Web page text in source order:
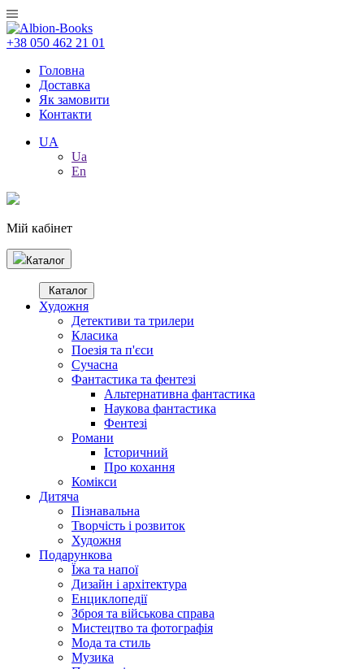
+38 050 462 21 01
Головна
Доставка
Як замовити
Контакти
UA
Ua
En
Мій кабінет
Каталог
Каталог
Художня
Детективи та трилери
Класика
Поезія та п'єси
Сучасна
Фантастика та фентезі
Альтернативна фантастика
Наукова фантастика
Фентезі
Романи
Історичний
Про кохання
Комікси
Дитяча
Пізнавальна
Творчість і розвиток
Художня
Подарункова
Їжа та напої
Дизайн і архітектура
Енциклопедії
Зброя та військова справа
Мистецтво та фотографія
Мода та стиль
Музика